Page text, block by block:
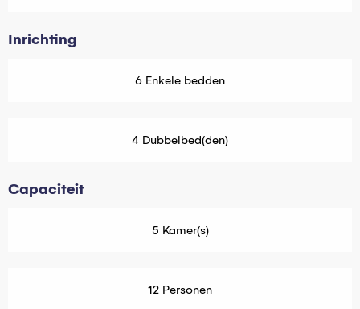
Inrichting
6 Enkele bedden
4 Dubbelbed(den)
Capaciteit
5 Kamer(s)
12 Personen